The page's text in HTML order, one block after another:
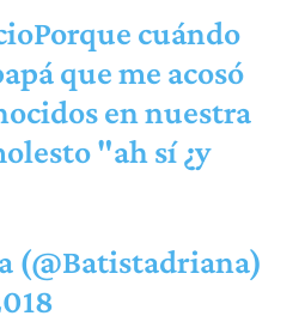
cuándo
que me acosó
en nuestra
"ah sí ¿y
(@Batistadriana)